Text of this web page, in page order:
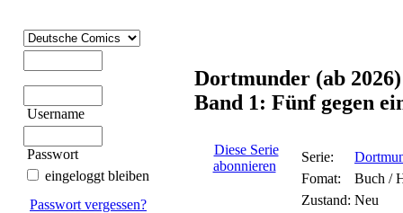
Username
Passwort
eingeloggt bleiben
Passwort vergessen?
Dortmunder (ab 2026)
Band 1: Fünf gegen
Diese Serie
abonnieren
Serie:
Fomat:
Buch /
Zustand: Neu